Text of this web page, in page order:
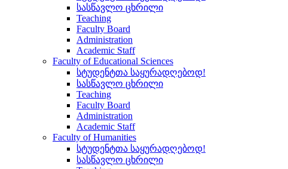
სასწავლო ცხრილი
Teaching
Faculty Board
Administration
Academic Staff
Faculty of Educational Sciences
სტუდენტთა საყურადღებოდ!
სასწავლო ცხრილი
Teaching
Faculty Board
Administration
Academic Staff
Faculty of Humanities
სტუდენტთა საყურადღებოდ!
სასწავლო ცხრილი